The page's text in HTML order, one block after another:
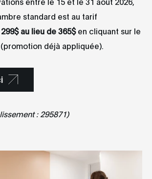
standard est au tarif
299$ au lieu de 365$en cliquant sur le
déjà appliquée).
: 295871)